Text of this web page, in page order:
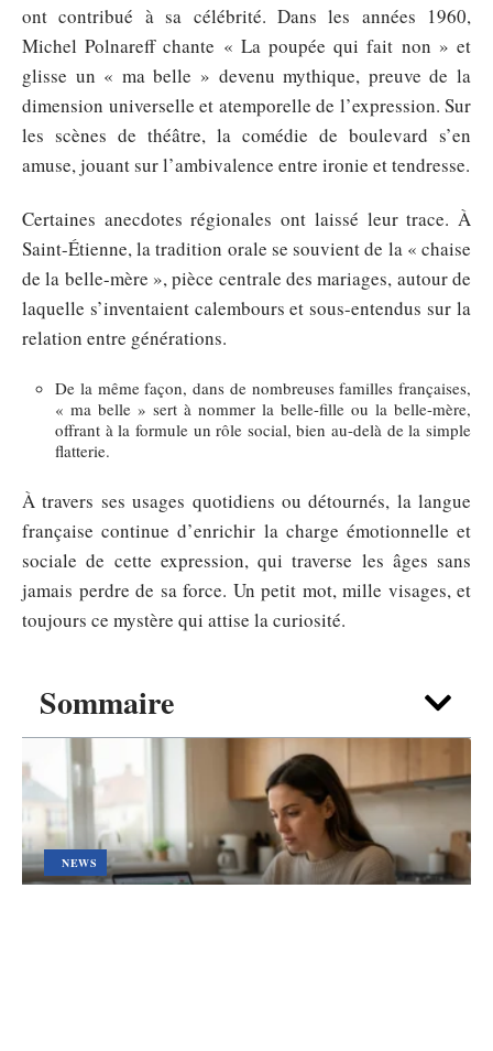
Sommaire
NEWS
ont contribué à sa célébrité. Dans les années 1960,
Michel Polnareff chante « La poupée qui fait non » et
glisse un « ma belle » devenu mythique, preuve de la
dimension universelle et atemporelle de l’expression. Sur
les scènes de théâtre, la comédie de boulevard s’en
amuse, jouant sur l’ambivalence entre ironie et tendresse.
Certaines anecdotes régionales ont laissé leur trace. À
Saint-Étienne, la tradition orale se souvient de la « chaise
de la belle-mère », pièce centrale des mariages, autour de
laquelle s’inventaient calembours et sous-entendus sur la
relation entre générations.
De la même façon, dans de nombreuses familles françaises,
« ma belle » sert à nommer la belle-fille ou la belle-mère,
offrant à la formule un rôle social, bien au-delà de la simple
flatterie.
À travers ses usages quotidiens ou détournés, la langue
française continue d’enrichir la charge émotionnelle et
sociale de cette expression, qui traverse les âges sans
jamais perdre de sa force. Un petit mot, mille visages, et
toujours ce mystère qui attise la curiosité.